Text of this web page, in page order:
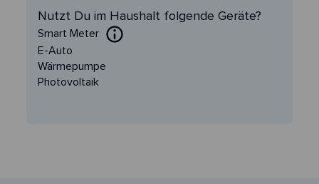
Nutzt Du im Haushalt folgende Geräte?
Smart Meter
E-Auto
Wärmepumpe
Photovoltaik